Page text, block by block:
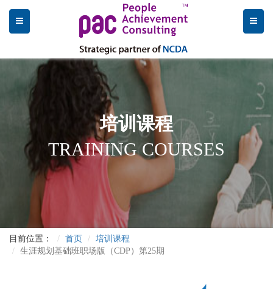
培训课程
TRAINING COURSES
目前位置： 首页
培训课程
生涯规划基础班职场版（CDP）第25期